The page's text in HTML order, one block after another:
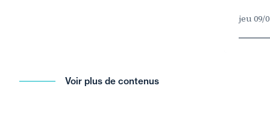
jeu 09/
Voir plus de contenus